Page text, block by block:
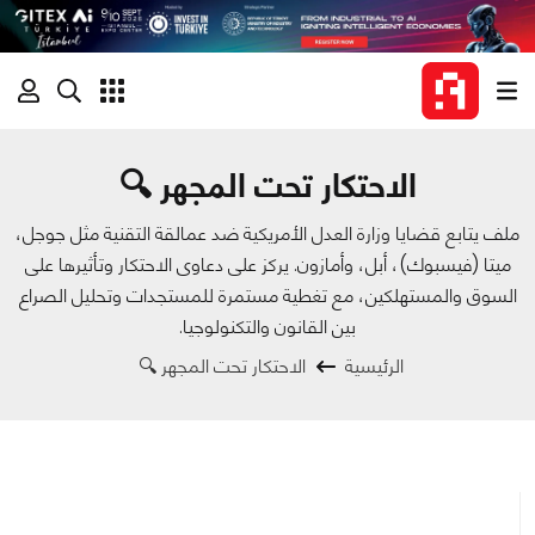
الاحتكار تحت المجهر 🔍
ملف يتابع قضايا وزارة العدل الأمريكية ضد عمالقة التقنية مثل جوجل،
ميتا (فيسبوك)، أبل، وأمازون. يركز على دعاوى الاحتكار وتأثيرها على
السوق والمستهلكين، مع تغطية مستمرة للمستجدات وتحليل الصراع
بين القانون والتكنولوجيا.
الرئيسية
الاحتكار تحت المجهر 🔍